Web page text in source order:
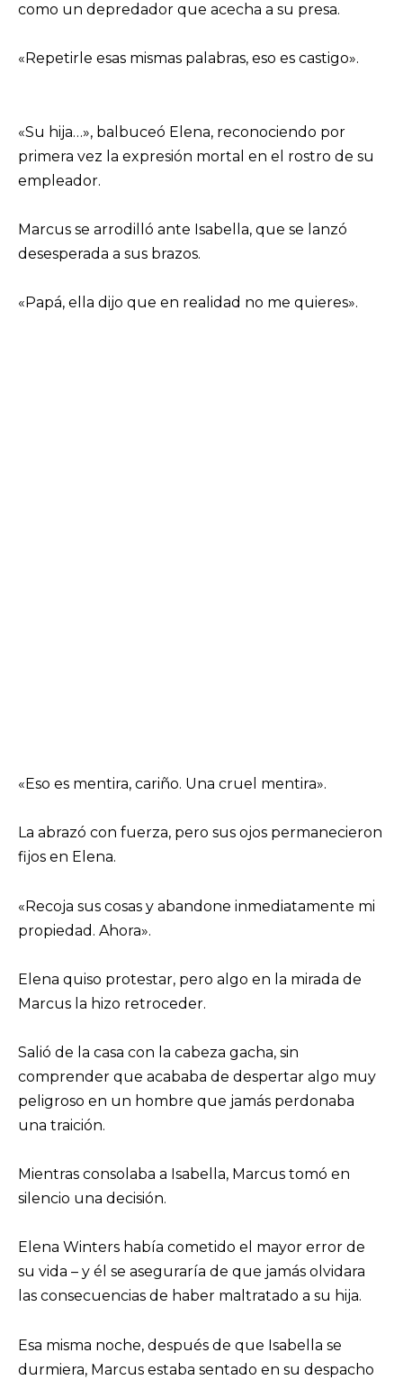
como un depredador que acecha a su presa.
«Repetirle esas mismas palabras, eso es castigo».
«Su hija…», balbuceó Elena, reconociendo por
primera vez la expresión mortal en el rostro de su
empleador.
Marcus se arrodilló ante Isabella, que se lanzó
desesperada a sus brazos.
«Papá, ella dijo que en realidad no me quieres».
«Eso es mentira, cariño. Una cruel mentira».
La abrazó con fuerza, pero sus ojos permanecieron
fijos en Elena.
«Recoja sus cosas y abandone inmediatamente mi
propiedad. Ahora».
Elena quiso protestar, pero algo en la mirada de
Marcus la hizo retroceder.
Salió de la casa con la cabeza gacha, sin
comprender que acababa de despertar algo muy
peligroso en un hombre que jamás perdonaba
una traición.
Mientras consolaba a Isabella, Marcus tomó en
silencio una decisión.
Elena Winters había cometido el mayor error de
su vida – y él se aseguraría de que jamás olvidara
las consecuencias de haber maltratado a su hija.
Esa misma noche, después de que Isabella se
durmiera, Marcus estaba sentado en su despacho